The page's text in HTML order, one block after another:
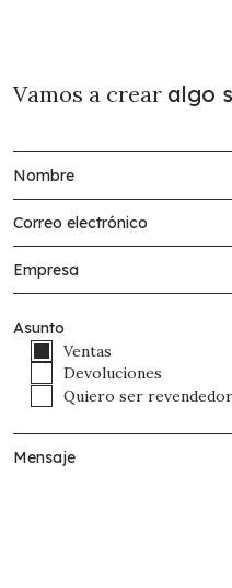
Vamos a crear algo
Asunto
Ventas
Devoluciones
Quiero ser revendedor